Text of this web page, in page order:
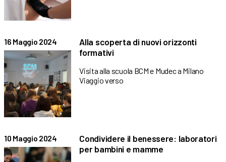
16 Maggio 2024
Alla scoperta di nuovi orizzonti
formativi
Visita alla scuola BCM e Mudec a Milano
Viaggio verso
10 Maggio 2024
Condividere il benessere: laboratori
per bambini e mamme